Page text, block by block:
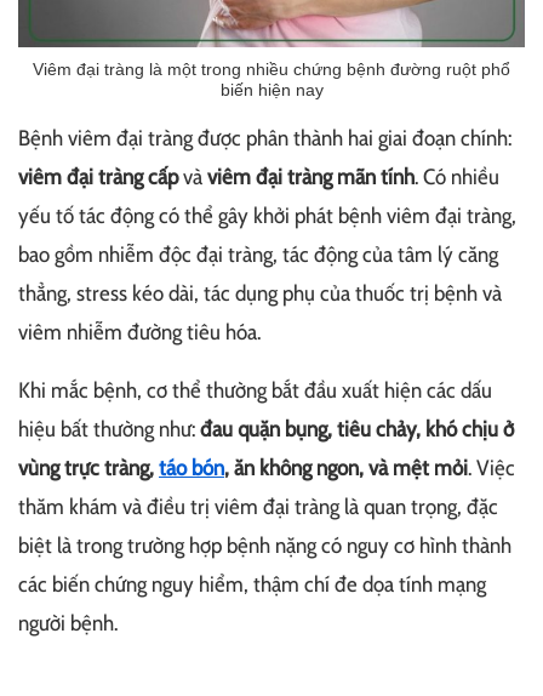
Viêm đại tràng là một trong nhiều chứng bệnh đường ruột phổ
biến hiện nay
Bệnh viêm đại tràng được phân thành hai giai đoạn chính:
viêm đại tràng cấpvàviêm đại tràng mãn tính. Có nhiều
yếu tố tác động có thể gây khởi phát bệnh viêm đại tràng,
bao gồm nhiễm độc đại tràng, tác động của tâm lý căng
thẳng, stress kéo dài, tác dụng phụ của thuốc trị bệnh và
viêm nhiễm đường tiêu hóa.
Khi mắc bệnh, cơ thể thường bắt đầu xuất hiện các dấu
hiệu bất thường như:đau quặn bụng, tiêu chảy, khó chịu ở
vùng trực tràng,táo bón, ăn không ngon, và mệt mỏi. Việc
thăm khám và điều trị viêm đại tràng là quan trọng, đặc
biệt là trong trường hợp bệnh nặng có nguy cơ hình thành
các biến chứng nguy hiểm, thậm chí đe dọa tính mạng
người bệnh.